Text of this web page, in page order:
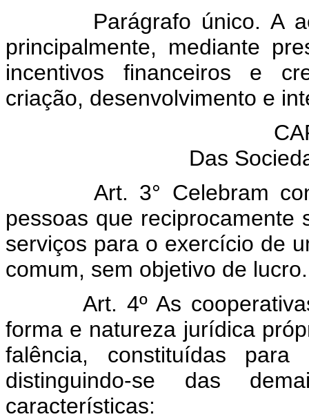
Parágrafo único. A
principalmente, mediante
incentivos financeiros e
criação, desenvolvimento e
Das
Art. 3° Celebram
pessoas que
serviços para o exercício de
comum, sem objetivo de lucro.
Art. 4º As
forma e natureza jurídica
falência, constituídas para
distinguindo-se das
características: